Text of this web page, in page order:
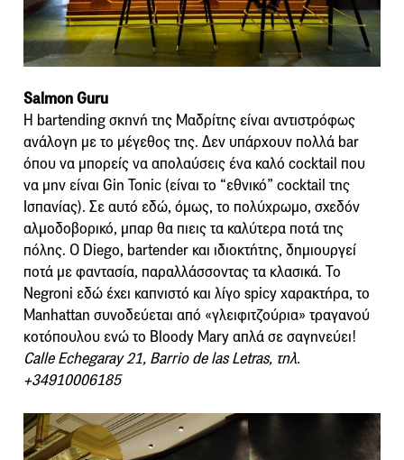
Salmon Guru
Η bartending σκηνή της Μαδρίτης είναι αντιστρόφως
ανάλογη με το μέγεθος της. Δεν υπάρχουν πολλά bar
όπου να μπορείς να απολαύσεις ένα καλό cocktail που
να μην είναι Gin Tonic (είναι το “εθνικό” cocktail της
Ισπανίας). Σε αυτό εδώ, όμως, το πολύχρωμο, σχεδόν
αλμοδοβορικό, μπαρ θα πιεις τα καλύτερα ποτά της
πόλης. Ο Diego, bartender και ιδιοκτήτης, δημιουργεί
ποτά με φαντασία, παραλλάσσοντας τα κλασικά. Το
Negroni εδώ έχει καπνιστό και λίγο spicy χαρακτήρα, το
Manhattan συνοδεύεται από «γλειφιτζούρια» τραγανού
κοτόπουλου ενώ το Bloody Mary απλά σε σαγηνεύει!
Calle Echegaray 21, Barrio de las Letras, τηλ.
+34910006185